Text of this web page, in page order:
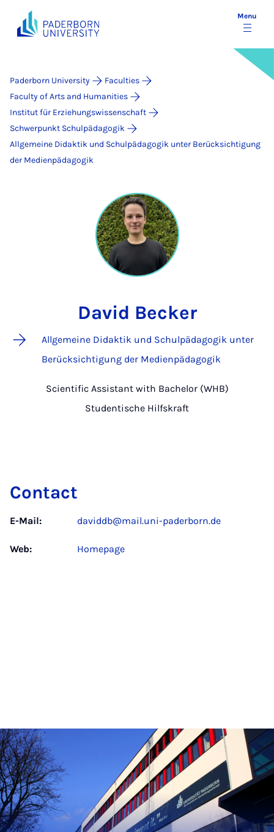
Menu
Paderborn University
Faculties
Faculty of Arts and Humanities
Institut für Erziehungswissenschaft
Schwerpunkt Schulpädagogik
Allgemeine Didaktik und Schulpädagogik unter Berücksichtigung
der Medienpädagogik
David Becker
Allgemeine Didaktik und Schulpädagogik unter
Berücksichtigung der Medienpädagogik
Scientific Assistant with Bachelor (WHB)
Studentische Hilfskraft
Contact
E-Mail: daviddb@mail.uni-paderborn.de
Web: Homepage